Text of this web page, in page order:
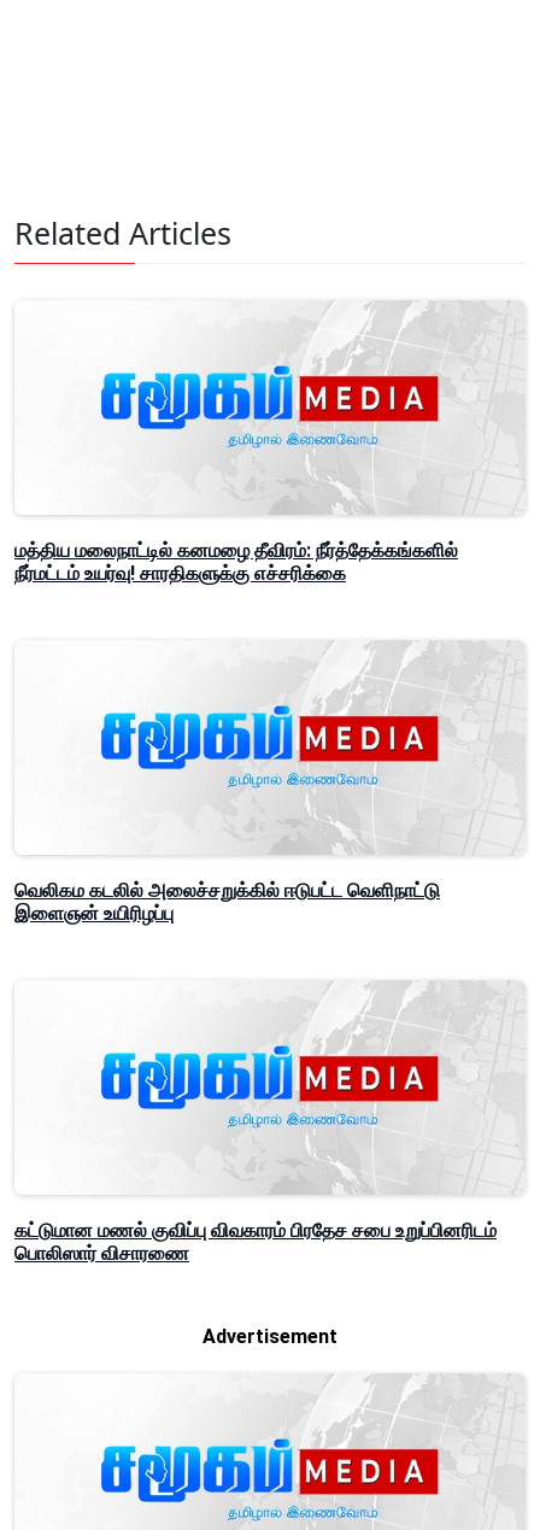
Related Articles
மத்திய மலைநாட்டில் கனமழை தீவிரம்: நீர்த்தேக்கங்களில்
நீர்மட்டம் உயர்வு! சாரதிகளுக்கு எச்சரிக்கை
வெலிகம கடலில் அலைச்சறுக்கில் ஈடுபட்ட வெளிநாட்டு
இளைஞன் உயிரிழப்பு
கட்டுமான மணல் குவிப்பு விவகாரம் பிரதேச சபை உறுப்பினரிடம்
பொலிஸார் விசாரணை
Advertisement